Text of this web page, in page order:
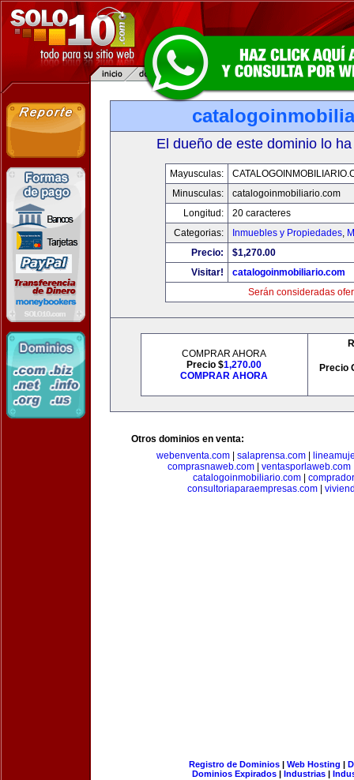
El dueño de este dominio lo
Mayusculas:
Minusculas:
catalogoinmobiliario.com
Longitud:
20 caracteres
Categorias:
Inmuebles y Propiedades,
Precio:
$1,270.00
Visitar!
catalogoinmobiliario.com
Serán consideradas
COMPRAR AHORA
Precio $1,270.00
COMPRAR AHORA
Precio
Otros dominios en venta:
webenventa.com
salaprensa.com
comprasnaweb.com
ventasporlaweb.com
catalogoinmobiliario.com|
consultoriaparaempresas.com|
Registro de Dominios| Web Hosting |
Dominios Expirados | Industrias |